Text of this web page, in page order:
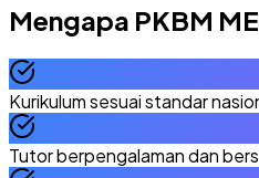
Mengapa PKBM
Kurikulum sesuai standar
Tutor berpengalaman dan